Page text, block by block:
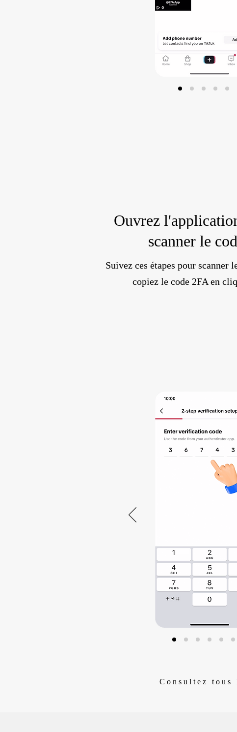
Ouvrez
scanner le
Suivez ces étapes pour scanner
copiez le code 2FA en
Consultez